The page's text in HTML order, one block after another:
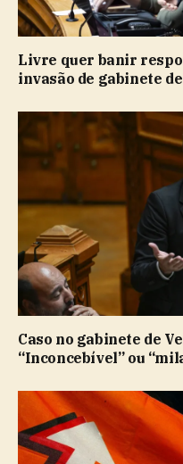
Livre quer banir
invasão de gabinete
Caso no gabinete de
“Inconcebível” ou